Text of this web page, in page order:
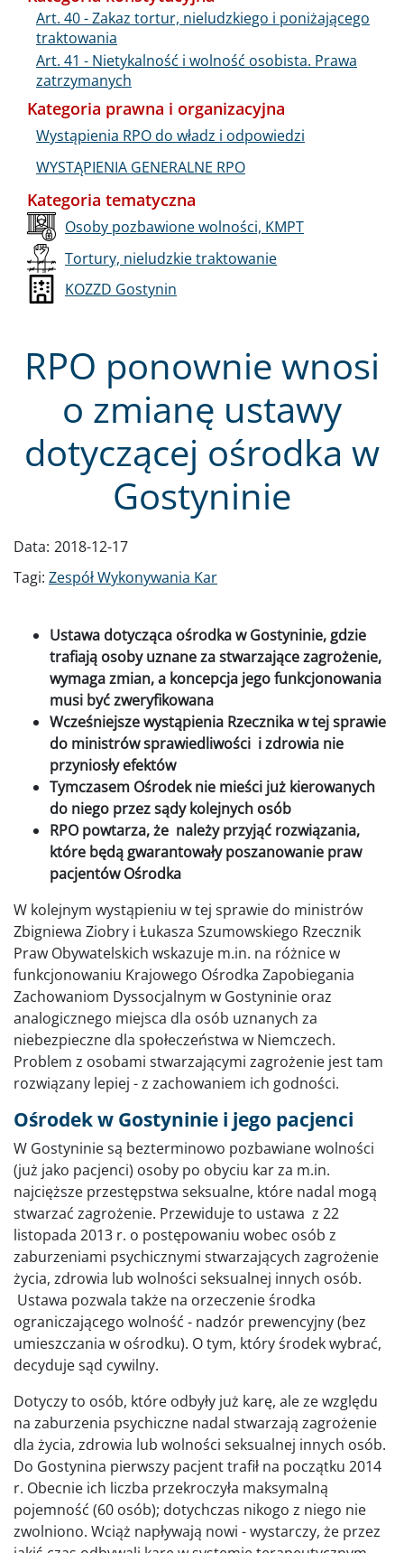
RPO ponownie wnosi
o zmianę ustawy
dotyczącej ośrodka w
Gostyninie
Data: 2018-12-17
Tagi: Zespół Wykonywania Kar
Ustawa dotycząca ośrodka w Gostyninie, gdzie
trafiają osoby uznane za stwarzające zagrożenie,
wymaga zmian, a koncepcja jego funkcjonowania
musi być zweryfikowana
Wcześniejsze wystąpienia Rzecznika w tej sprawie
do ministrów sprawiedliwości i zdrowia nie
przyniosły efektów
Tymczasem Ośrodek nie mieści już kierowanych
do niego przez sądy kolejnych osób
RPO powtarza, że należy przyjąć rozwiązania,
które będą gwarantowały poszanowanie praw
pacjentów Ośrodka
W kolejnym wystąpieniu w tej sprawie do ministrów
Zbigniewa Ziobry i Łukasza Szumowskiego Rzecznik
Praw Obywatelskich wskazuje m.in. na różnice w
funkcjonowaniu Krajowego Ośrodka Zapobiegania
Zachowaniom Dyssocjalnym w Gostyninie oraz
analogicznego miejsca dla osób uznanych za
niebezpieczne dla społeczeństwa w Niemczech.
Problem z osobami stwarzającymi zagrożenie jest tam
rozwiązany lepiej - z zachowaniem ich godności.
Ośrodek w Gostyninie i jego pacjenci
W Gostyninie są bezterminowo pozbawiane wolności
(już jako pacjenci) osoby po obyciu kar za m.in.
najcięższe przestępstwa seksualne, które nadal mogą
stwarzać zagrożenie. Przewiduje to ustawa z 22
listopada 2013 r. o postępowaniu wobec osób z
zaburzeniami psychicznymi stwarzających zagrożenie
życia, zdrowia lub wolności seksualnej innych osób.
Ustawa pozwala także na orzeczenie środka
ograniczającego wolność - nadzór prewencyjny (bez
umieszczania w ośrodku). O tym, który środek wybrać,
decyduje sąd cywilny.
Dotyczy to osób, które odbyły już karę, ale ze względu
na zaburzenia psychiczne nadal stwarzają zagrożenie
dla życia, zdrowia lub wolności seksualnej innych osób.
Do Gostynina pierwszy pacjent trafił na początku 2014
r. Obecnie ich liczba przekroczyła maksymalną
pojemność (60 osób); dotychczas nikogo z niego nie
zwolniono. Wciąż napływają nowi - wystarczy, że przez
Art. 40 - Zakaz tortur, nieludzkiego i poniżającego
traktowania
Art. 41 - Nietykalność i wolność osobista. Prawa
zatrzymanych
Kategoria prawna i organizacyjna
Wystąpienia RPO do władz i odpowiedzi
WYSTĄPIENIA GENERALNE RPO
Kategoria tematyczna
Osoby pozbawione wolności, KMPT
Tortury, nieludzkie traktowanie
KOZZD Gostynin